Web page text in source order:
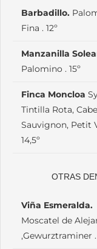
Barbadillo.
Fina . 12º
Manzanilla
Palomino . 15º
Finca Moncloa
Tintilla Rota,
Sauvignon, Petit
14,5º
OTRAS
Viña Esmeralda.
Moscatel de
,Gewurztraminer .